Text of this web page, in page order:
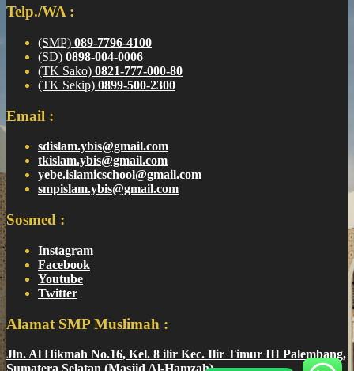
Telp./WA :
(SMP) 089-7796-4100
(SD) 0898-004-0006
(TK Sako) 0821-777-000-80
(TK Sekip) 0899-500-2300
Email :
sdislam.ybis@gmail.com
tkislam.ybis@gmail.com
yebe.islamicschool@gmail.com
smpislam.ybis@gmail.com
Sosmed :
Instagram
Facebook
Youtube
Twitter
Alamat SMP Muslimah :
Jln. Al Hikmah No.16, Kel. 8 ilir Kec. Ilir Timur III Palembang,